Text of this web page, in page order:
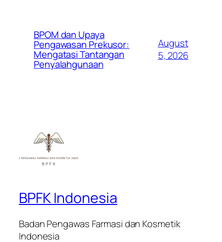
BPOM dan Upaya
Pengawasan Prekusor:
Mengatasi Tantangan
Penyalahgunaan
August
5, 2026
BPFK Indonesia
Badan Pengawas Farmasi dan Kosmetik
Indonesia